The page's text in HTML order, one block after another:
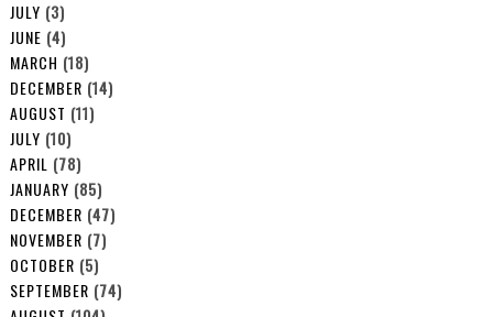
JULY (3)
JUNE (4)
MARCH (18)
DECEMBER (14)
AUGUST (11)
JULY (10)
APRIL (78)
JANUARY (85)
DECEMBER (47)
NOVEMBER (7)
OCTOBER (5)
SEPTEMBER (74)